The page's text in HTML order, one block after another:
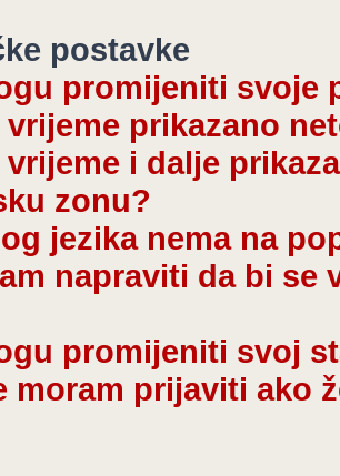
postavke
promijeniti svoje
vrijeme prikazano
vrijeme i dalje
zonu?
jezika nema na
napraviti da bi
promijeniti svoj
moram prijaviti ako